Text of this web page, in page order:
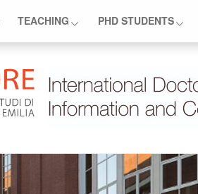
TEACHING PHD STUDENTS